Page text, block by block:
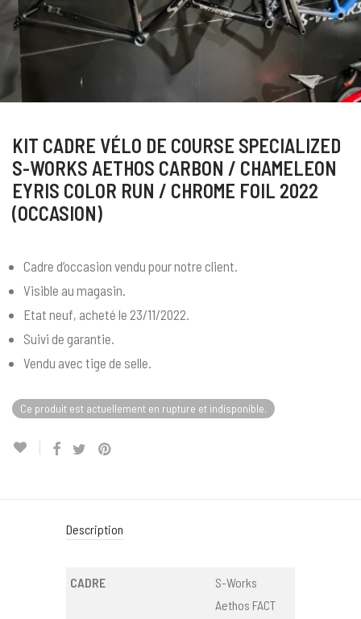
KIT CADRE VÉLO DE COURSE SPECIALIZED
S-WORKS AETHOS CARBON / CHAMELEON
EYRIS COLOR RUN / CHROME FOIL 2022
(OCCASION)
Cadre d’occasion vendu pour notre client.
Visible au magasin.
Etat neuf, acheté le 23/11/2022.
Suivi de garantie.
Vendu avec tige de selle.
Ce produit est actuellement en rupture et indisponible.
Description
CADRE
S-Works
Aethos FACT